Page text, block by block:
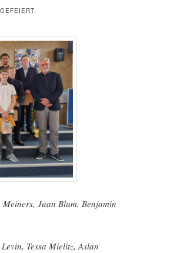
Juan Blum, Benjamin
Tessa Mielitz, Aslan